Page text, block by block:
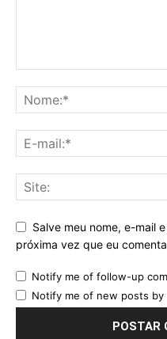
Salve meu nome, e-mail
próxima vez que eu
Notify me of follow-up
Notify me of new posts by